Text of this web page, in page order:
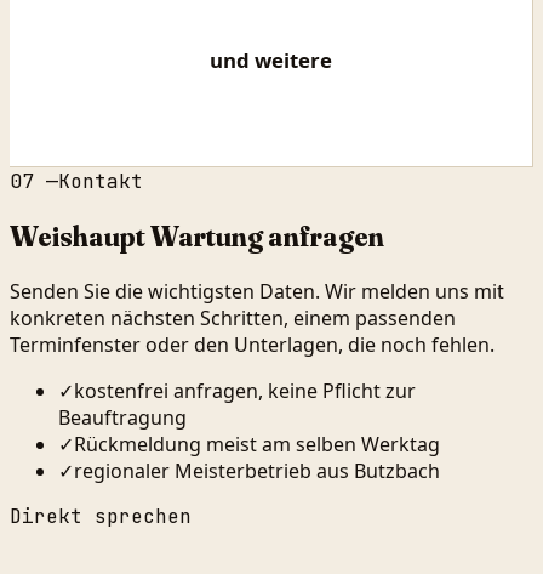
und weitere
07 —Kontakt
Weishaupt Wartung anfragen
Senden Sie die wichtigsten Daten. Wir melden uns mit
konkreten nächsten Schritten, einem passenden
Terminfenster oder den Unterlagen, die noch fehlen.
✓kostenfrei anfragen, keine Pflicht zur
Beauftragung
✓Rückmeldung meist am selben Werktag
✓regionaler Meisterbetrieb aus Butzbach
Direkt sprechen